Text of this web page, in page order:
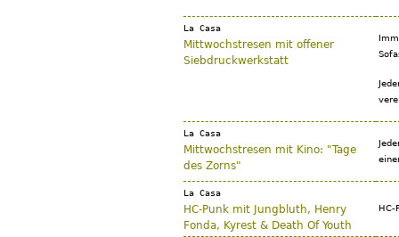
La Casa
Mittwochstresen mit offener
Siebdruckwerkstatt
La Casa
Mittwochstresen mit Kino: "Tage
des Zorns"
La Casa
HC-Punk mit Jungbluth, Henry
Fonda, Kyrest & Death Of Youth
HC-